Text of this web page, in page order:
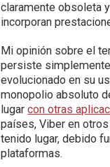
claramente obsoleta
incorporan
Mi opinión sobre el
persiste simplemente
evolucionado en su
monopolio absoluto
lugarcon otras
países, Viber en otros
tenido lugar, debido
plataformas.